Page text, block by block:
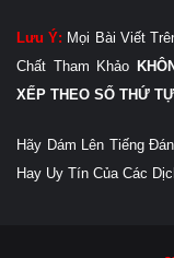
Lưu Ý: Mọi Bài Viết
Chất Tham Khảo
XẾP THEO SỐ THỨ
Hãy Dám Lên Tiếng
Hay Uy Tín Của Các